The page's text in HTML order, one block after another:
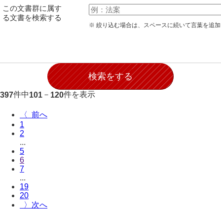
伊藤家文書（宇部市）
井上家文書（大和町）
井上家文書（防府市）
この文書群に属す
る文書を検索する
※ 絞り込む場合は、スペースに続いて言葉を追
397件中101 － 120件を表示
〈
1
2
...
5
6
7
...
19
20
〉